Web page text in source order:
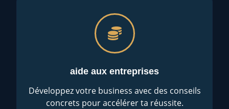
aide aux entreprises
Développez votre business avec des conseils
concrets pour accélérer ta réussite.